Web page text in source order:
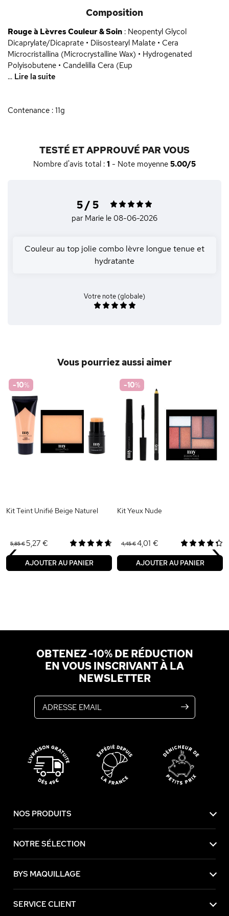
Composition
Rouge à Lèvres Couleur & Soin : Neopentyl Glycol
Dicaprylate/Dicaprate • Diisostearyl Malate • Cera
Microcristallina (Microcrystalline Wax) • Hydrogenated
Polyisobutene • Candelilla Cera (Eup
... Lire la suite
Contenance : 11g
TESTÉ ET APPROUVÉ PAR VOUS
Nombre d'avis total : 1 - Note moyenne 5.00/5
5 / 5
par Marie le 08-06-2026
Couleur au top jolie combo lèvre longue tenue et
hydratante
Votre note (globale)
Vous pourriez aussi aimer
-10%
Kit Teint Unifié Beige Naturel
5,85 €5,27 €
AJOUTER AU PANIER
-10%
Kit Yeux Nude
4,45 €4,01 €
AJOUTER AU PANIER
‹ ›
OBTENEZ -10% DE RÉDUCTION
EN VOUS INSCRIVANT À LA
NEWSLETTER
NOS PRODUITS
NOTRE SÉLECTION
BYS MAQUILLAGE
SERVICE CLIENT